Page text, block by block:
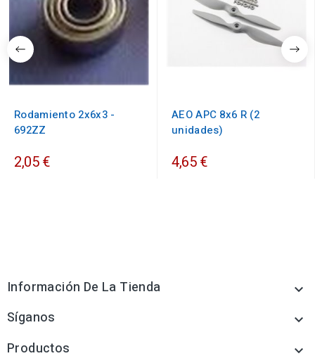
Rodamiento 2x6x3 -
692ZZ
2,05 €
AEO APC 8x6 R (2
unidades)
4,65 €
Información De La Tienda 
Síganos 
Productos 